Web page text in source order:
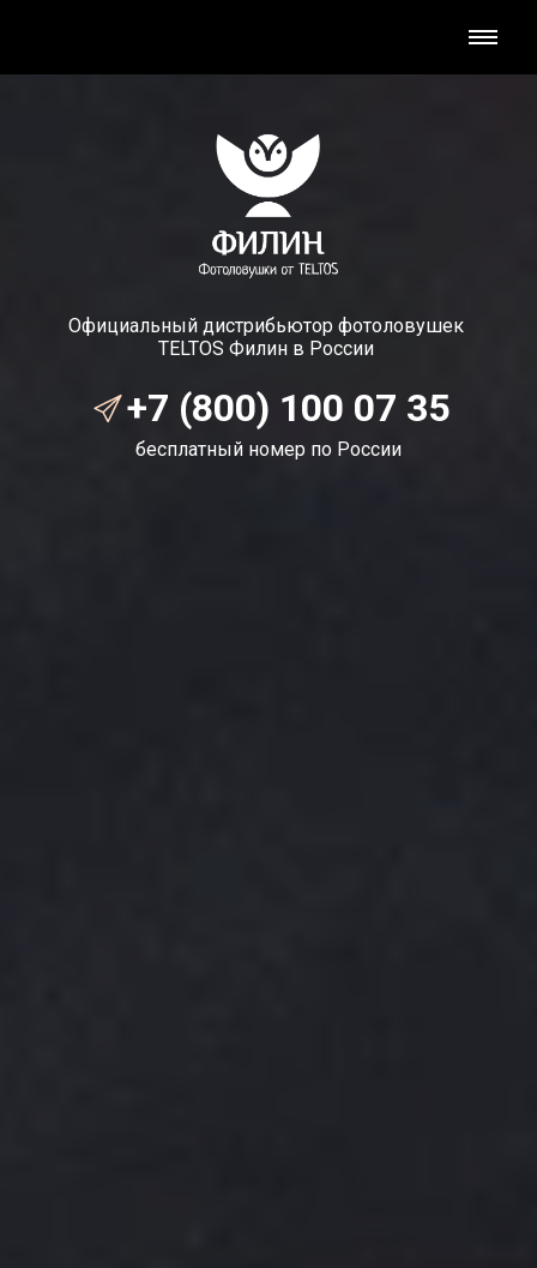
Официальный дистрибьютор фотоловушек
TELTOS Филин в России
+7 (800) 100 07 35
бесплатный номер по России